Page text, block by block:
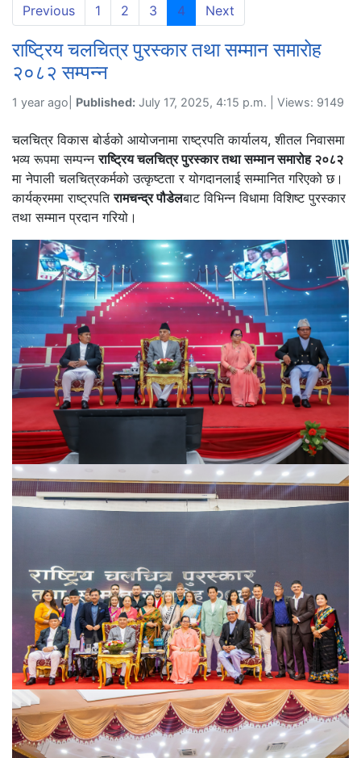
Previous 1 2 3 4 (current)
Next
राष्ट्रिय चलचित्र पुरस्कार तथा सम्मान समारोह
२०८२ सम्पन्न
1 year ago| Published: July 17, 2025, 4:15 p.m. | Views: 9149
चलचित्र विकास बोर्डको आयोजनामा राष्ट्रपति कार्यालय, शीतल निवासमा
भव्य रूपमा सम्पन्नराष्ट्रिय चलचित्र पुरस्कार तथा सम्मान समारोह २०८२
मा नेपाली चलचित्रकर्मको उत्कृष्टता र योगदानलाई सम्मानित गरिएको छ।
कार्यक्रममा राष्ट्रपतिरामचन्द्र पौडेलबाट विभिन्न विधामा विशिष्ट पुरस्कार
तथा सम्मान प्रदान गरियो।